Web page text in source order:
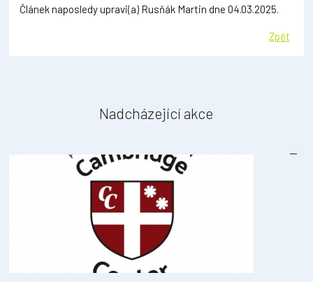
Článek naposledy upravi(a) Rusňák Martin dne 04.03.2025.
Zpět
Nadcházející akce